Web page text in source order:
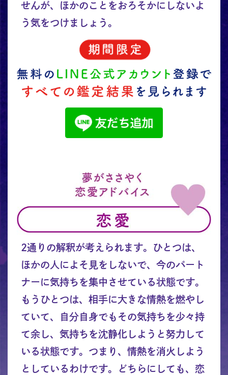
せんが、ほかのことをおろそかにしないよ
う気をつけましょう。
2通りの解釈が考えられます。ひとつは、
ほかの人によそ見をしないで、今のパート
ナーに気持ちを集中させている状態です。
もうひとつは、相手に大きな情熱を燃やし
ていて、自分自身でもその気持ちを少々持
て余し、気持ちを沈静化しようと努力して
いる状態です。つまり、情熱を消火しよう
としているわけです。どちらにしても、恋